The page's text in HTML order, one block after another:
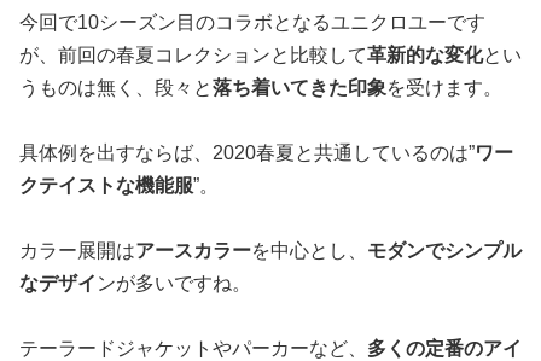
今回で10シーズン目のコラボとなるユニクロユーです
が、前回の春夏コレクションと比較して革新的な変化とい
うものは無く、段々と落ち着いてきた印象を受けます。
具体例を出すならば、2020春夏と共通しているのは”ワー
クテイストな機能服”。
カラー展開はアースカラーを中心とし、 モダンでシンプル
なデザイ ンが多いですね。
テーラードジャケットやパーカーなど、 多くの定番のアイ